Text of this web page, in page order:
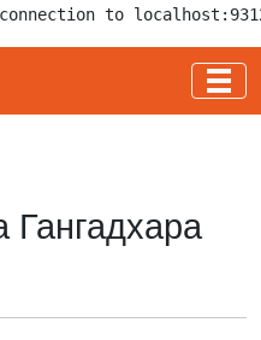
connection to
Гангадхара